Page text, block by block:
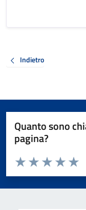
Indietro
Quanto sono
pagina?
Valuta da 1 a 5 stelle la
Valuta 4
Valuta 3
Valuta 2 stelle
Valuta 1 stelle su 5